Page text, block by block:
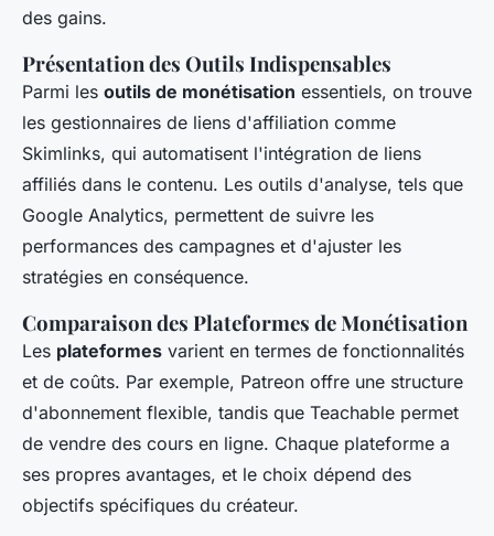
des gains.
Présentation des Outils Indispensables
Parmi les outils de monétisation essentiels, on trouve
les gestionnaires de liens d'affiliation comme
Skimlinks, qui automatisent l'intégration de liens
affiliés dans le contenu. Les outils d'analyse, tels que
Google Analytics, permettent de suivre les
performances des campagnes et d'ajuster les
stratégies en conséquence.
Comparaison des Plateformes de Monétisation
Les plateformes varient en termes de fonctionnalités
et de coûts. Par exemple, Patreon offre une structure
d'abonnement flexible, tandis que Teachable permet
de vendre des cours en ligne. Chaque plateforme a
ses propres avantages, et le choix dépend des
objectifs spécifiques du créateur.